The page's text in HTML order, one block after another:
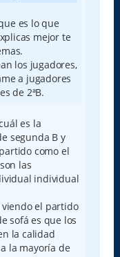
es lo que
mejor te
los jugadores,
a jugadores
de 2ªB.
es la
segunda B y
como el
las
individual
viendo el partido
sofá es que los
la calidad
la mayoría de